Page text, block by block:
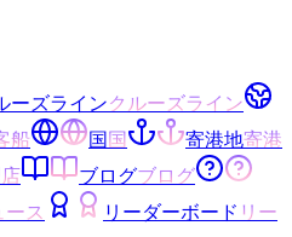
ーズラインクルーズライン
船 国 国 寄港地寄港
ブログブログ
ース リーダーボード リー